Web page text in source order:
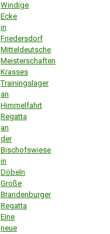
Windige
Ecke
in
Friedersdorf
Mitteldeutsche
Meisterschaften
Krasses
Trainingslager
an
Himmelfahrt
Regatta
an
der
Bischofswiese
in
Döbeln
Große
Brandenburger
Regatta
Eine
neue